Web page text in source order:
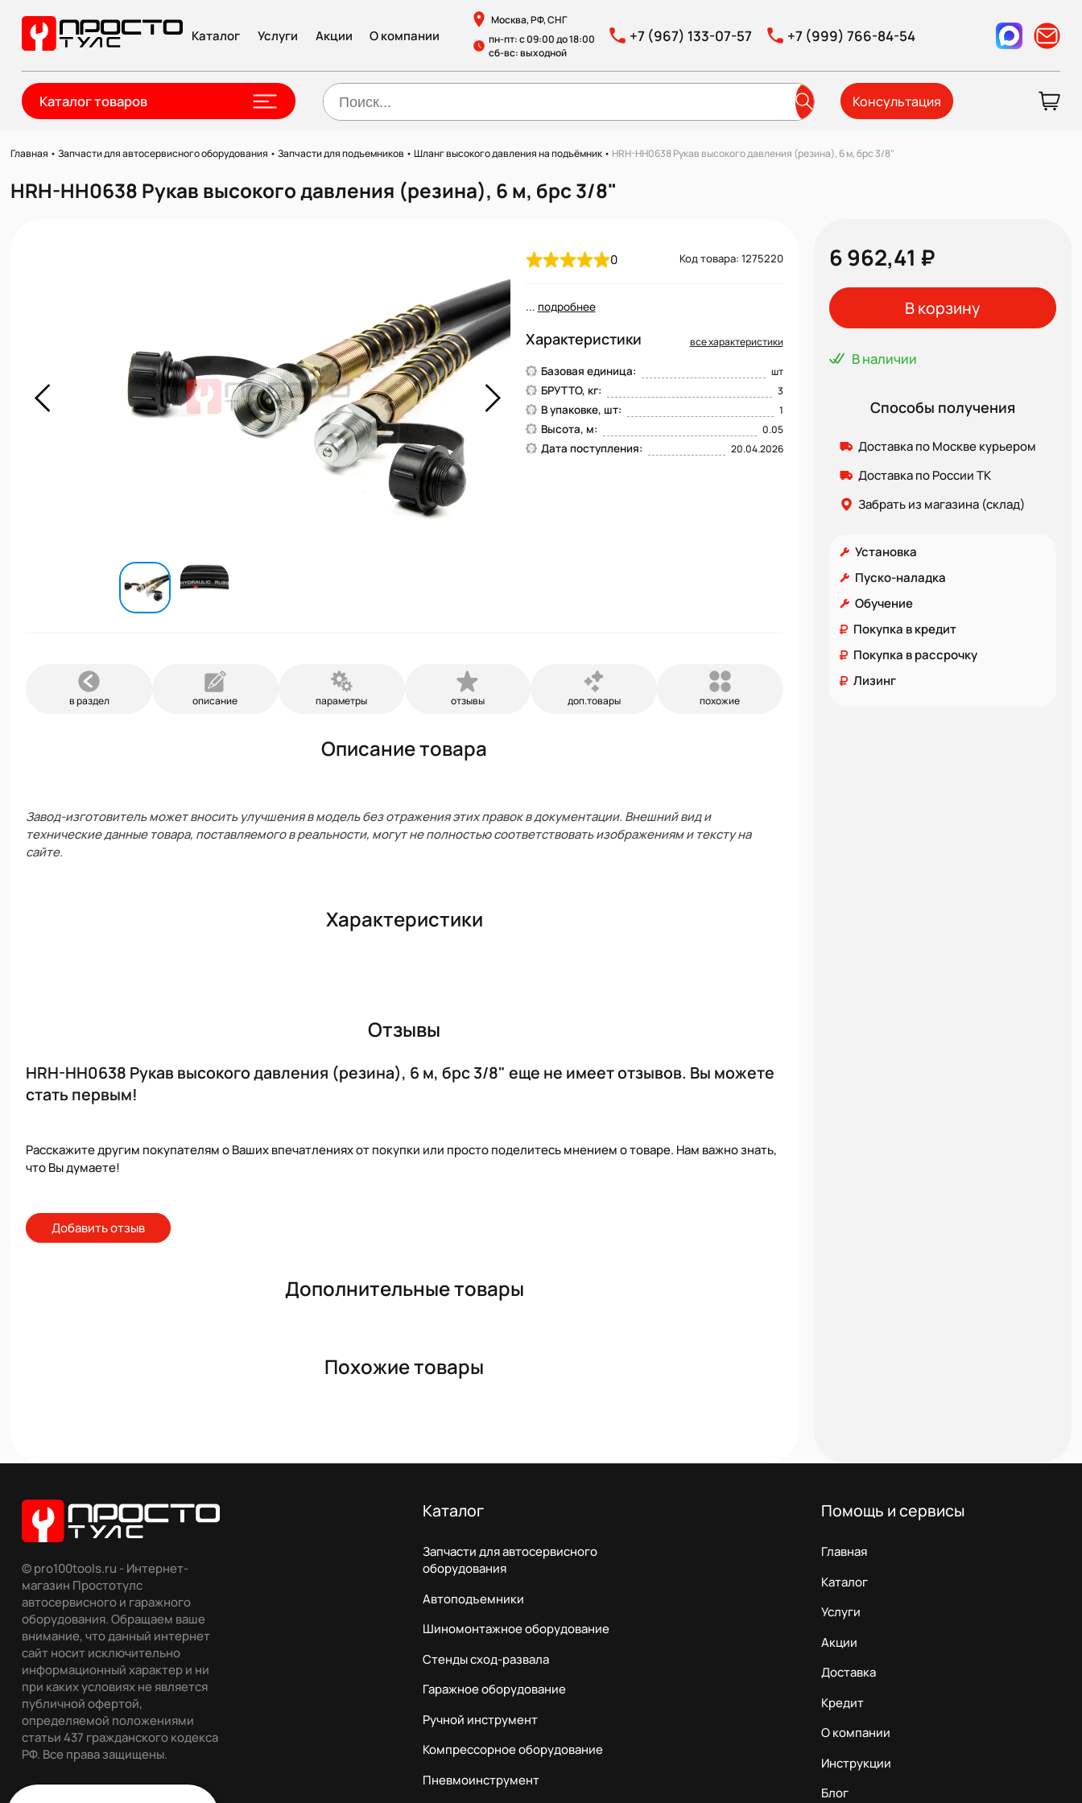
Каталог Услуги Акции О компании
Москва, РФ, СНГ
пн-пт: с 09:00 до 18:00
сб-вс: выходной
+7 (967) 133-07-57 +7 (999) 766-84-54
Каталог товаров Консультация
Главная •Запчасти для автосервисного оборудования •Запчасти для подъемников •Шланг высокого давления на подъёмник • HRH-HH0638 Рукав высокого давления (резина), 6 м, брс 3/8"
HRH-HH0638 Рукав высокого давления (резина), 6 м, брс 3/8"
0 Код товара: 1275220
... подробнее
Характеристики все характеристики
Базовая единица: шт
БРУТТО, кг: 3
В упаковке, шт: 1
Высота, м: 0.05
Дата поступления: 20.04.2026
в раздел описание параметры отзывы доп.товары похожие
Описание товара
Завод-изготовитель может вносить улучшения в модель без отражения этих правок в документации. Внешний вид и
технические данные товара, поставляемого в реальности, могут не полностью соответствовать изображениям и тексту на
сайте.
Характеристики
Отзывы
HRH-HH0638 Рукав высокого давления (резина), 6 м, брс 3/8" еще не имеет отзывов. Вы можете
стать первым!
Расскажите другим покупателям о Ваших впечатлениях от покупки или просто поделитесь мнением о товаре. Нам важно знать,
что Вы думаете!
Добавить отзыв
Дополнительные товары
Похожие товары
6 962,41 ₽
В корзину
В наличии
Способы получения
Доставка по Москве курьером
Доставка по России ТК
Забрать из магазина (склад)
Установка
Пуско-наладка
Обучение
Покупка в кредит
Покупка в рассрочку
Лизинг
© pro100tools.ru - Интернет-
магазин Простотулс
автосервисного и гаражного
оборудования. Обращаем ваше
внимание, что данный интернет
сайт носит исключительно
информационный характер и ни
при каких условиях не является
публичной офертой,
определяемой положениями
статьи 437 гражданского кодекса
РФ. Все права защищены.
Каталог
Запчасти для автосервисного
оборудования
Автоподъемники
Шиномонтажное оборудование
Стенды сход-развала
Гаражное оборудование
Ручной инструмент
Компрессорное оборудование
Пневмоинструмент
Помощь и сервисы
Главная
Каталог
Услуги
Акции
Доставка
Кредит
О компании
Инструкции
Блог